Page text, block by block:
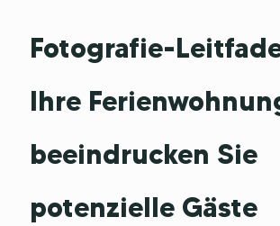
Fotografie-
Ihre
beeindrucken Sie
potenzielle Gäste